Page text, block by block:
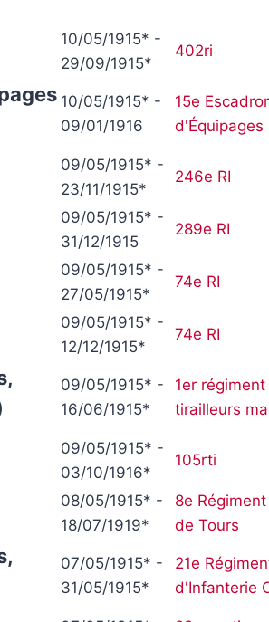
10/05/1915* -
29/09/1915*
402ri
10/05/1915* -
09/01/1916
15e
d'Équipages
09/05/1915* -
23/11/1915*
246e RI
09/05/1915* -
31/12/1915
289e RI
09/05/1915* -
27/05/1915*
74e RI
09/05/1915* -
12/12/1915*
74e RI
09/05/1915* -
16/06/1915*
1er
tirailleurs
09/05/1915* -
03/10/1916*
105rti
08/05/1915* -
18/07/1919*
8e
de Tours
07/05/1915* -
31/05/1915*
21e
d'Infanterie